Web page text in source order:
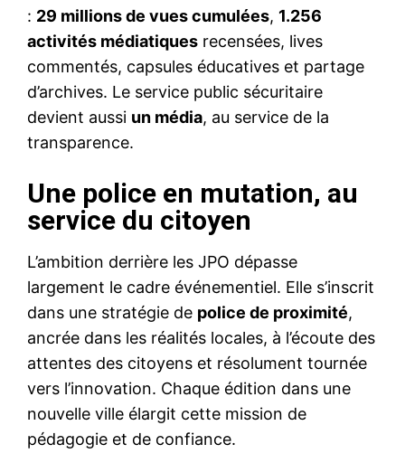
: 29 millions de vues cumulées, 1.256
activités médiatiques recensées, lives
commentés, capsules éducatives et partage
d’archives. Le service public sécuritaire
devient aussi un média, au service de la
transparence.
Une police en mutation, au
service du citoyen
L’ambition derrière les JPO dépasse
largement le cadre événementiel. Elle s’inscrit
dans une stratégie de police de proximité,
ancrée dans les réalités locales, à l’écoute des
attentes des citoyens et résolument tournée
vers l’innovation. Chaque édition dans une
nouvelle ville élargit cette mission de
pédagogie et de confiance.